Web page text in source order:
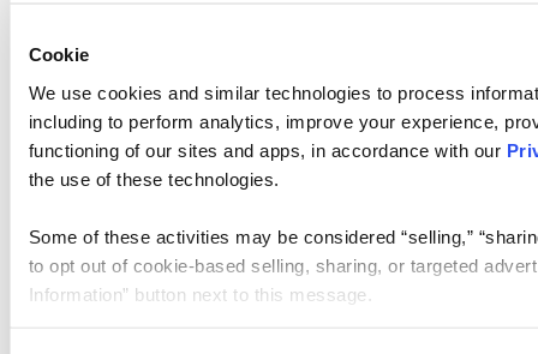
Cookie
We use cookies and similar technologies to process
including to perform analytics, improve your experience,
functioning of our sites and apps, in accordance with our
the use of these technologies.
Some of these activities may be considered “selling,”
to opt out of cookie-based selling, sharing, or targeted
Information” button next to this message.